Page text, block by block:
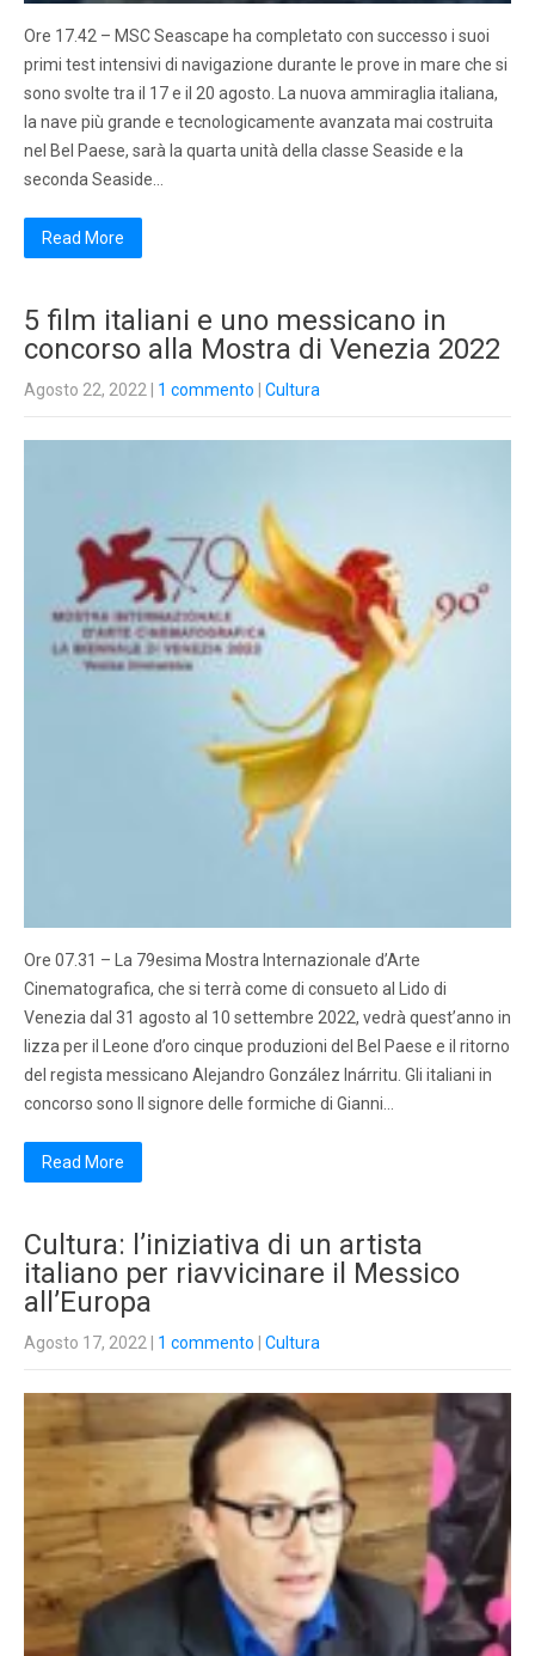
Ore 17.42 – MSC Seascape ha completato con successo i suoi
primi test intensivi di navigazione durante le prove in mare che si
sono svolte tra il 17 e il 20 agosto. La nuova ammiraglia italiana,
la nave più grande e tecnologicamente avanzata mai costruita
nel Bel Paese, sarà la quarta unità della classe Seaside e la
seconda Seaside…
Read More
5 film italiani e uno messicano in
concorso alla Mostra di Venezia 2022
Agosto 22, 2022 1 commento Cultura
Ore 07.31 – La 79esima Mostra Internazionale d’Arte
Cinematografica, che si terrà come di consueto al Lido di
Venezia dal 31 agosto al 10 settembre 2022, vedrà quest’anno in
lizza per il Leone d’oro cinque produzioni del Bel Paese e il ritorno
del regista messicano Alejandro González Inárritu. Gli italiani in
concorso sono Il signore delle formiche di Gianni…
Read More
Cultura: l’iniziativa di un artista
italiano per riavvicinare il Messico
all’Europa
Agosto 17, 2022 1 commento Cultura